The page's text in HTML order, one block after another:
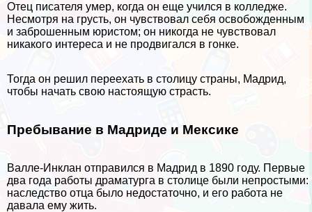
Отец писателя умер, когда он еще учился в колледже.
Несмотря на грусть, он чувствовал себя освобожденным
и заброшенным юристом; он никогда не чувствовал
никакого интереса и не продвигался в гонке.
Тогда он решил переехать в столицу страны, Мадрид,
чтобы начать свою настоящую страсть.
Пребывание в Мадриде и Мексике
Валле-Инклан отправился в Мадрид в 1890 году. Первые
два года работы драматурга в столице были непростыми:
наследство отца было недостаточно, и его работа не
давала ему жить.